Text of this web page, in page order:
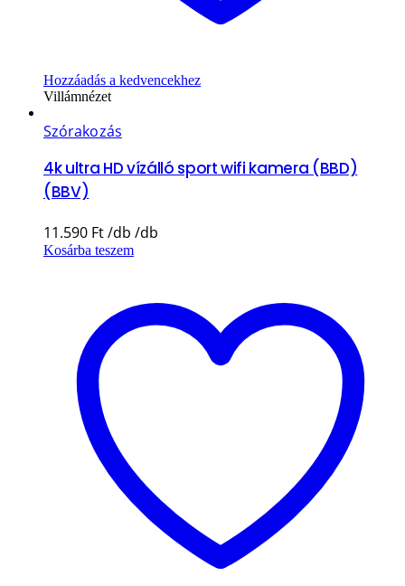
Hozzáadás a kedvencekhez
Villámnézet
Szórakozás
4k ultra HD vízálló sport wifi kamera (BBD)
(BBV)
11.590 Ft
Kosárba teszem